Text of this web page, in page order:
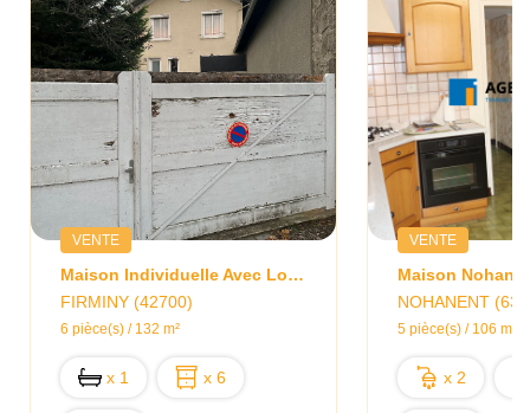
VENTE
Maison Individuelle Avec Locataire En Place
FIRMINY (42700)
6 pièce(s) / 132 m²
x 1 x 6
VENTE
NOHANENT
5 pièce(s) / 106 m²
x 2